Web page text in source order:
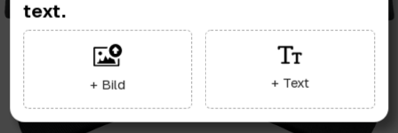
text.
+ Bild + Text